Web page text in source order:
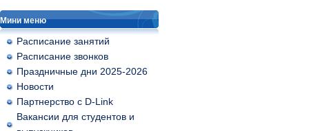
Мини меню
Расписание занятий
Расписание звонков
Праздничные дни 2025-2026
Новости
Партнерство с D-Link
Вакансии для студентов и